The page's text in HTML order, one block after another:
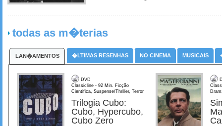
todas as m�terias
LAN�AMENTOS �LTIMAS RESENHAS NO CINEMA MUSICAIS
DVD
Classicline - 92 Min. Ficção
Cientifica, Suspense/Thriller, Terror
Trilogia Cubo:
Cubo, Hypercubo,
Cubo Zero